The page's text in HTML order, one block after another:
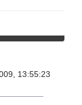
13:55:23